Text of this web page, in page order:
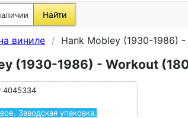
Найти
виниле Hank Mobley (1930-1986)
(1930-1986) - Workout
4045334
Заводская упаковка.